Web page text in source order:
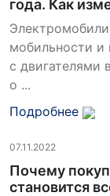
года. Как
мобильности и
с двигателями
о ...
Подробнее
07.11.2022
Почему
становится